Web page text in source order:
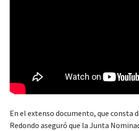
En el extenso documento, que consta
Redondo aseguró que la Junta